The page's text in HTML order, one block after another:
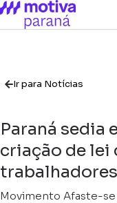
Ir para Notícias
Paraná sedia
criação de lei
Movimento Afaste-se